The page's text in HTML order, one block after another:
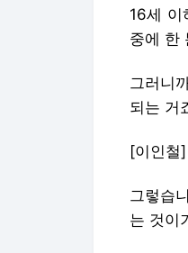
16세 이
중에 한
그러니
되는 거
[이인철]
그렇습
는 것이